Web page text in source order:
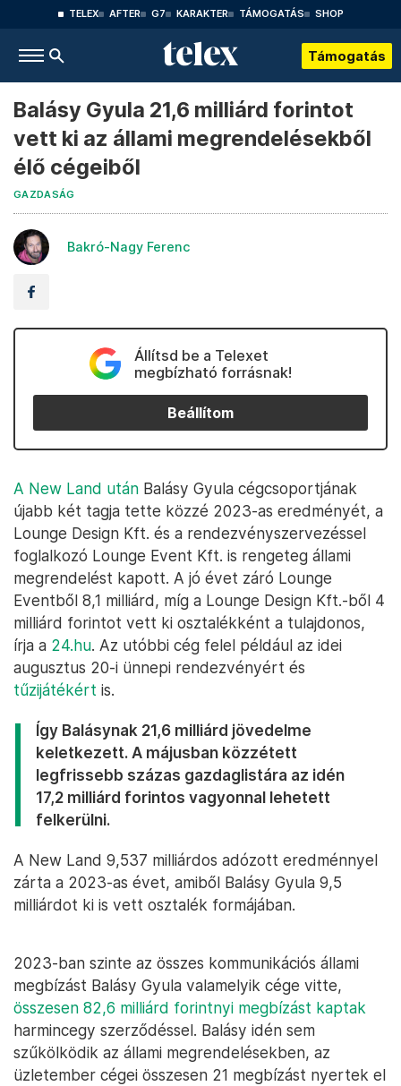
TELEX AFTER G7 KARAKTER TÁMOGATÁS SHOP
Támogatás
Balásy Gyula 21,6 milliárd forintot
vett ki az állami megrendelésekből
élő cégeiből
GAZDASÁG
Bakró-Nagy Ferenc
Állítsd be a Telexet
megbízható forrásnak!
Beállítom
A New Land után Balásy Gyula cégcsoportjának
újabb két tagja tette közzé 2023-as eredményét, a
Lounge Design Kft. és a rendezvényszervezéssel
foglalkozó Lounge Event Kft. is rengeteg állami
megrendelést kapott. A jó évet záró Lounge
Eventből 8,1 milliárd, míg a Lounge Design Kft.-ből 4
milliárd forintot vett ki osztalékként a tulajdonos,
írja a 24.hu. Az utóbbi cég felel például az idei
augusztus 20-i ünnepi rendezvényért és
tűzijátékért is.
Így Balásynak 21,6 milliárd jövedelme
keletkezett. A májusban közzétett
legfrissebb százas gazdaglistára az idén
17,2 milliárd forintos vagyonnal lehetett
felkerülni.
A New Land 9,537 milliárdos adózott eredménnyel
zárta a 2023-as évet, amiből Balásy Gyula 9,5
milliárdot ki is vett osztalék formájában.
2023-ban szinte az összes kommunikációs állami
megbízást Balásy Gyula valamelyik cége vitte,
összesen 82,6 milliárd forintnyi megbízást kaptak
harmincegy szerződéssel. Balásy idén sem
szűkölködik az állami megrendelésekben, az
üzletember cégei összesen 21 megbízást nyertek el